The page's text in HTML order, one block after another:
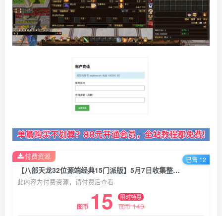
【八部天龙32位源端经典15门派版】5月7日收集整理Linux服务端+VM单机一键端-八部天龙武侠端游-带详细搭建教程-语音视频教程-GM工具
此内容为付费资源，请付费后查看
图币 15 限时特惠
图币149
付费资源 已售 12